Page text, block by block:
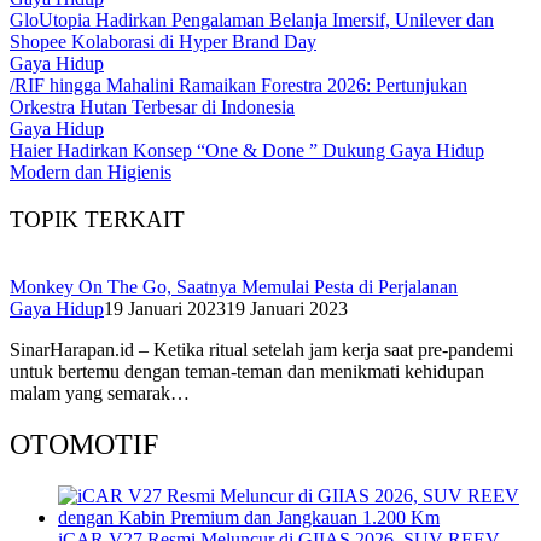
GloUtopia Hadirkan Pengalaman Belanja Imersif, Unilever dan
Shopee Kolaborasi di Hyper Brand Day
Gaya Hidup
/RIF hingga Mahalini Ramaikan Forestra 2026: Pertunjukan
Orkestra Hutan Terbesar di Indonesia
Gaya Hidup
Haier Hadirkan Konsep “One & Done ” Dukung Gaya Hidup
Modern dan Higienis
TOPIK TERKAIT
Monkey On The Go, Saatnya Memulai Pesta di Perjalanan
Gaya Hidup19 Januari 202319 Januari 2023
SinarHarapan.id – Ketika ritual setelah jam kerja saat pre-pandemi
untuk bertemu dengan teman-teman dan menikmati kehidupan
malam yang semarak…
OTOMOTIF